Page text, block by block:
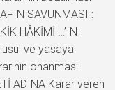
SAVUNMASI :
HÂKİMİ …’IN
usul ve yasaya
onanması
ADINA Karar veren